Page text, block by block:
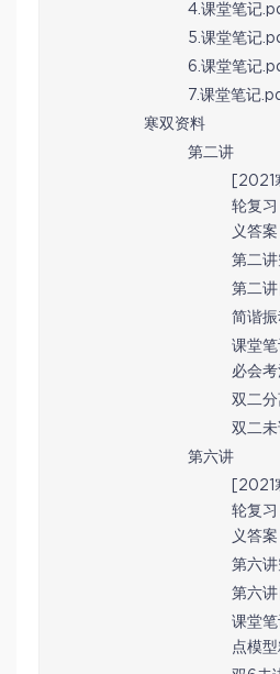
4.课堂笔记
5.课堂笔记
6.课堂笔记
7.课堂笔记
寒双资料
第二讲
轮复
义答
第二
第二
简谐
课堂
必会
双二
双二
第六讲
轮复
义答
第六
第六
课堂
点模